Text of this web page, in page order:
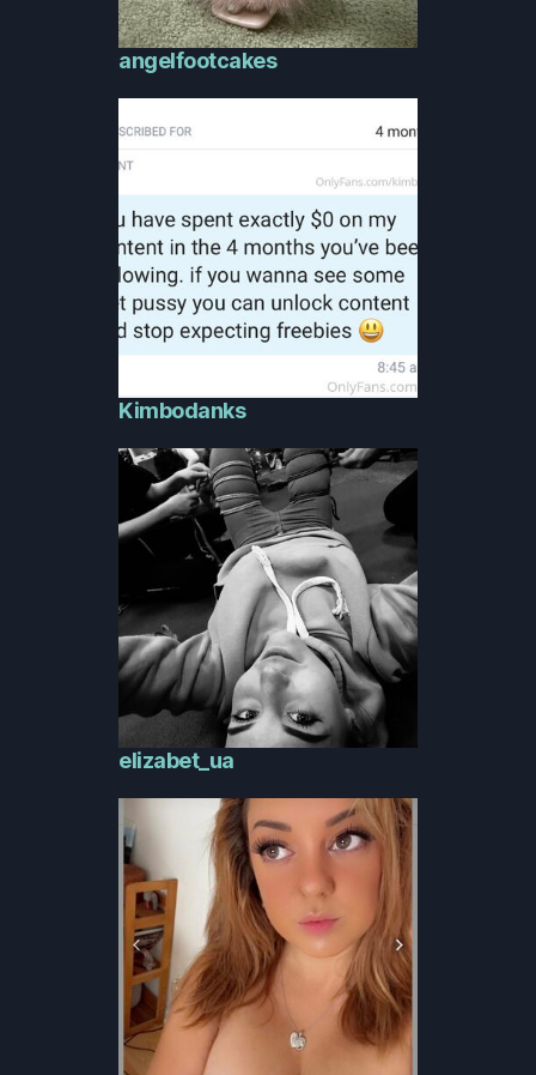
angelfootcakes
Kimbodanks
elizabet_ua